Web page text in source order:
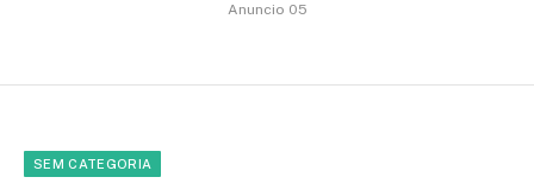
Anuncio 05
SEM CATEGORIA